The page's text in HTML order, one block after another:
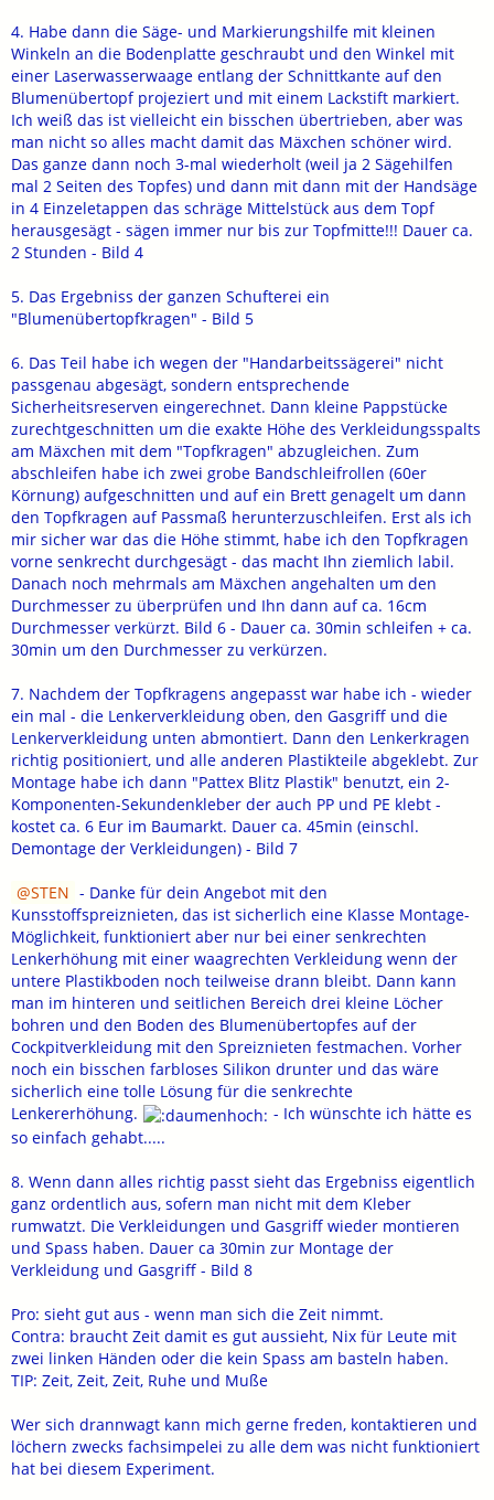
4. Habe dann die Säge- und Markierungshilfe mit kleinen
Winkeln an die Bodenplatte geschraubt und den Winkel mit
einer Laserwasserwaage entlang der Schnittkante auf den
Blumenübertopf projeziert und mit einem Lackstift markiert.
Ich weiß das ist vielleicht ein bisschen übertrieben, aber was
man nicht so alles macht damit das Mäxchen schöner wird.
Das ganze dann noch 3-mal wiederholt (weil ja 2 Sägehilfen
mal 2 Seiten des Topfes) und dann mit dann mit der Handsäge
in 4 Einzeletappen das schräge Mittelstück aus dem Topf
herausgesägt - sägen immer nur bis zur Topfmitte!!! Dauer ca.
2 Stunden - Bild 4
5. Das Ergebniss der ganzen Schufterei ein
"Blumenübertopfkragen" - Bild 5
6. Das Teil habe ich wegen der "Handarbeitssägerei" nicht
passgenau abgesägt, sondern entsprechende
Sicherheitsreserven eingerechnet. Dann kleine Pappstücke
zurechtgeschnitten um die exakte Höhe des Verkleidungsspalts
am Mäxchen mit dem "Topfkragen" abzugleichen. Zum
abschleifen habe ich zwei grobe Bandschleifrollen (60er
Körnung) aufgeschnitten und auf ein Brett genagelt um dann
den Topfkragen auf Passmaß herunterzuschleifen. Erst als ich
mir sicher war das die Höhe stimmt, habe ich den Topfkragen
vorne senkrecht durchgesägt - das macht Ihn ziemlich labil.
Danach noch mehrmals am Mäxchen angehalten um den
Durchmesser zu überprüfen und Ihn dann auf ca. 16cm
Durchmesser verkürzt. Bild 6 - Dauer ca. 30min schleifen + ca.
30min um den Durchmesser zu verkürzen.
7. Nachdem der Topfkragens angepasst war habe ich - wieder
ein mal - die Lenkerverkleidung oben, den Gasgriff und die
Lenkerverkleidung unten abmontiert. Dann den Lenkerkragen
richtig positioniert, und alle anderen Plastikteile abgeklebt. Zur
Montage habe ich dann "Pattex Blitz Plastik" benutzt, ein 2-
Komponenten-Sekundenkleber der auch PP und PE klebt -
kostet ca. 6 Eur im Baumarkt. Dauer ca. 45min (einschl.
Demontage der Verkleidungen) - Bild 7
STEN - Danke für dein Angebot mit den
Kunsstoffspreiznieten, das ist sicherlich eine Klasse Montage-
Möglichkeit, funktioniert aber nur bei einer senkrechten
Lenkerhöhung mit einer waagrechten Verkleidung wenn der
untere Plastikboden noch teilweise drann bleibt. Dann kann
man im hinteren und seitlichen Bereich drei kleine Löcher
bohren und den Boden des Blumenübertopfes auf der
Cockpitverkleidung mit den Spreiznieten festmachen. Vorher
noch ein bisschen farbloses Silikon drunter und das wäre
sicherlich eine tolle Lösung für die senkrechte
Lenkererhöhung.
- Ich wünschte ich hätte es
so einfach gehabt.....
8. Wenn dann alles richtig passt sieht das Ergebniss eigentlich
ganz ordentlich aus, sofern man nicht mit dem Kleber
rumwatzt. Die Verkleidungen und Gasgriff wieder montieren
und Spass haben. Dauer ca 30min zur Montage der
Verkleidung und Gasgriff - Bild 8
Pro: sieht gut aus - wenn man sich die Zeit nimmt.
Contra: braucht Zeit damit es gut aussieht, Nix für Leute mit
zwei linken Händen oder die kein Spass am basteln haben.
TIP: Zeit, Zeit, Zeit, Ruhe und Muße
Wer sich drannwagt kann mich gerne freden, kontaktieren und
löchern zwecks fachsimpelei zu alle dem was nicht funktioniert
hat bei diesem Experiment.